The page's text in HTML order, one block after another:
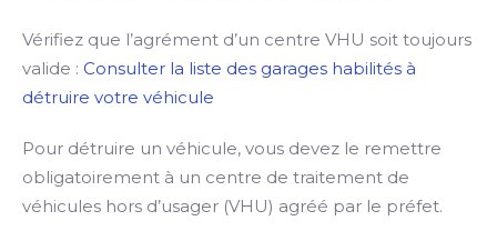
Vérifiez que l’agrément d’un centre VHU soit toujours
valide : Consulter la liste des garages habilités à
détruire votre véhicule
Pour détruire un véhicule, vous devez le remettre
obligatoirement à un centre de traitement de
véhicules hors d’usager (VHU) agréé par le préfet.